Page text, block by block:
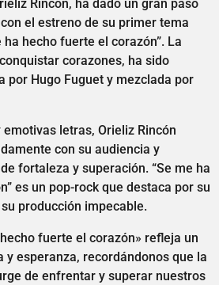
Rincón, ha dado un gran paso
el estreno de su primer tema
hecho fuerte el corazón”. La
corazones, ha sido
por Hugo Fuguet y mezclada por
letras, Orieliz Rincón
con su audiencia y
fortaleza y superación. “Se me ha
es un pop-rock que destaca por su
producción impecable.
fuerte el corazón» refleja un
y esperanza, recordándonos que la
de enfrentar y superar nuestros